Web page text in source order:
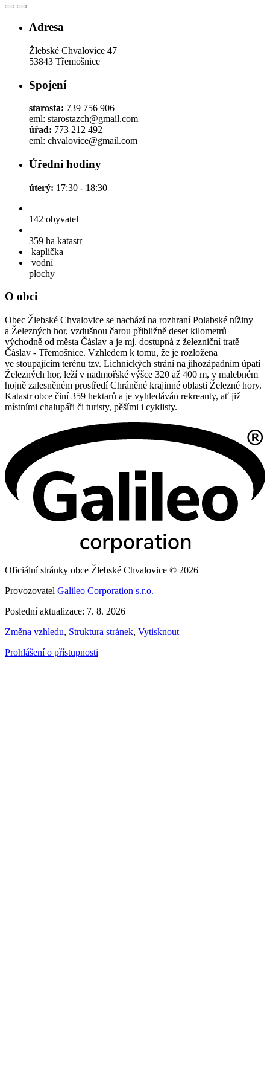
Adresa
Žlebské Chvalovice 47
53843 Třemošnice
Spojení
starosta: 739 756 906
eml: starostazch@gmail.com
úřad: 773 212 492
eml: chvalovice@gmail.com
Úřední hodiny
úterý: 17:30 - 18:30
142 obyvatel
359 ha katastr
kaplička
vodní
plochy
O obci
Obec Žlebské Chvalovice se nachází na rozhraní Polabské nížiny
a Železných hor, vzdušnou čarou přibližně deset kilometrů
východně od města Čáslav a je mj. dostupná z železniční tratě
Čáslav - Třemošnice. Vzhledem k tomu, že je rozložena
ve stoupajícím terénu tzv. Lichnických strání na jihozápadním úpatí
Železných hor, leží v nadmořské výšce 320 až 400 m, v malebném
hojně zalesněném prostředí Chráněné krajinné oblasti Železné hory.
Katastr obce činí 359 hektarů a je vyhledáván rekreanty, ať již
místními chalupáři či turisty, pěšími i cyklisty.
Oficiální stránky obce Žlebské Chvalovice © 2026
Provozovatel Galileo Corporation s.r.o.
Poslední aktualizace: 7. 8. 2026
Změna vzhledu, Struktura stránek, Vytisknout
Prohlášení o přístupnosti